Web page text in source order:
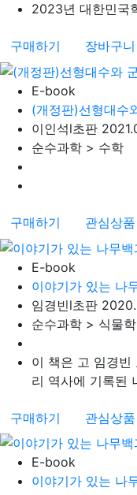
2023년 대한민국
구매하기 장바구
E-book
(개정판)선형대수
이인석l초판
순수과학 > 수학
구매하기 관심상
E-book
이야기가 있는 나
임경빈l초판
순수과학 > 식물학
이 책은 고 임경
리 역사에 기록된
구매하기 관심상
E-book
이야기가 있는 나